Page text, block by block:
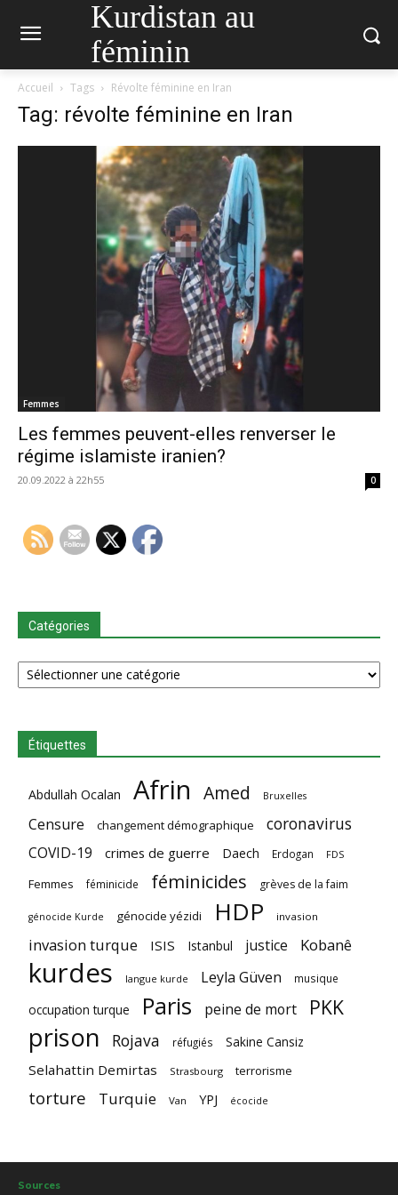
Kurdistan au
féminin
Accueil Tags Révolte féminine en Iran
Tag: révolte féminine en Iran
Femmes
Les femmes peuvent-elles renverser le
régime islamiste iranien?
20.09.2022 à 22h55 0
Catégories
Catégories
Étiquettes
Abdullah Ocalan Afrin Amed Bruxelles
Censure changement démographique coronavirus
COVID-19 crimes de guerre Daech Erdogan FDS
Femmes féminicide féminicides grèves de la faim
génocide Kurde génocide yézidi HDP invasion
invasion turque ISIS Istanbul justice Kobanê
kurdes langue kurde Leyla Güven musique
occupation turque Paris peine de mort PKK
prison Rojava réfugiés Sakine Cansiz
Selahattin Demirtas Strasbourg terrorisme
torture Turquie Van YPJ écocide
Sources